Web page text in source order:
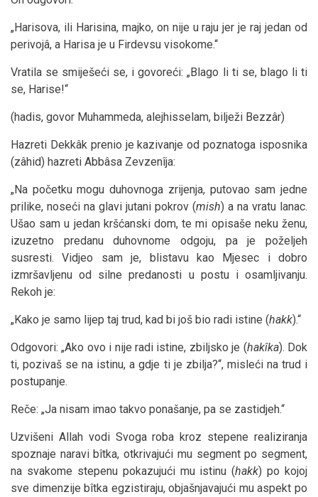
„Harisova, ili Harisina, majko, on nije u raju jer je raj jedan od
perivojâ, a Harisa je u Firdevsu visokome.“
Vratila se smiješeći se, i govoreći: „Blago li ti se, blago li ti
se, Harise!“
(hadis, govor Muhammeda, alejhisselam, bilježi Bezzâr)
Hazreti Dekkâk prenio je kazivanje od poznatoga isposnika
(zâhid) hazreti Abbâsa Zevzenîja:
„Na početku mogu duhovnoga zrijenja, putovao sam jedne
prilike, noseći na glavi jutani pokrov (mish) a na vratu lanac.
Ušao sam u jedan kršćanski dom, te mi opisaše neku ženu,
izuzetno predanu duhovnome odgoju, pa je poželjeh
susresti. Vidjeo sam je, blistavu kao Mjesec i dobro
izmršavljenu od silne predanosti u postu i osamljivanju.
Rekoh je:
„Kako je samo lijep taj trud, kad bi još bio radi istine (hakk).“
Odgovori: „Ako ovo i nije radi istine, zbiljsko je (hakîka). Dok
ti, pozivaš se na istinu, a gdje ti je zbilja?“, misleći na trud i
postupanje.
Reče: „Ja nisam imao takvo ponašanje, pa se zastidjeh.“
Uzvišeni Allah vodi Svoga roba kroz stepene realiziranja
spoznaje naravi bîtka, otkrivajući mu segment po segment,
na svakome stepenu pokazujući mu istinu (hakk) po kojoj
sve dimenzije bîtka egzistiraju, objašnjavajući mu aspekt po